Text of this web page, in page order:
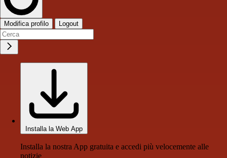
Modifica profilo Logout
Installa la Web App
Installa la nostra App gratuita e accedi più velocemente alle
notizie